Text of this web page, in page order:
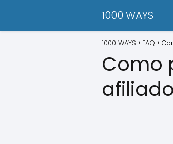
1000 WAYS
1000 WAYS FAQ
Como